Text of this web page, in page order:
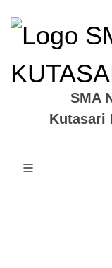
SMA
Kutasari